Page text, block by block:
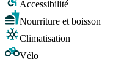
Accessibilité
Nourriture et boisson
Climatisation
Vélo